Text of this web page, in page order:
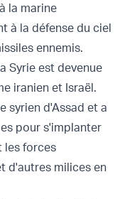
la marine
à la défense du ciel
ennemis.
Syrie est devenue
iranien et Israël.
syrien d'Assad et a
pour s'implanter
les forces
d'autres milices en